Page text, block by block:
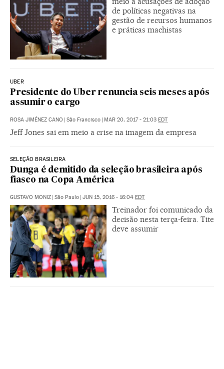
de políticas negativas na
gestão de recursos humanos
e práticas machistas
UBER
Presidente do Uber renuncia seis meses após
assumir o cargo
ROSA JIMÉNEZ CANO | São Francisco | MAR 20, 2017 - 21:03 EDT
Jeff Jones sai em meio a crise na imagem da empresa
SELEÇÃO BRASILEIRA
Dunga é demitido da seleção brasileira após
fiasco na Copa América
GUSTAVO MONIZ | São Paulo | JUN 15, 2016 - 16:04 EDT
Treinador foi comunicado da
decisão nesta terça-feira. Tite
deve assumir